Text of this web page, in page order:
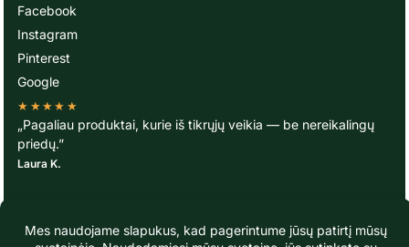
Facebook
Instagram
Pinterest
Google
★★★★★
„Pagaliau produktai, kurie iš tikrųjų veikia — be nereikalingų
priedų.”
Laura K.
© TavoOda.lt 2020-2026